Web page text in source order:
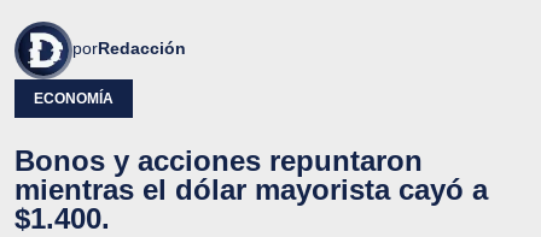
porRedacción
ECONOMÍA
Bonos y acciones repuntaron
mientras el dólar mayorista cayó a
$1.400.